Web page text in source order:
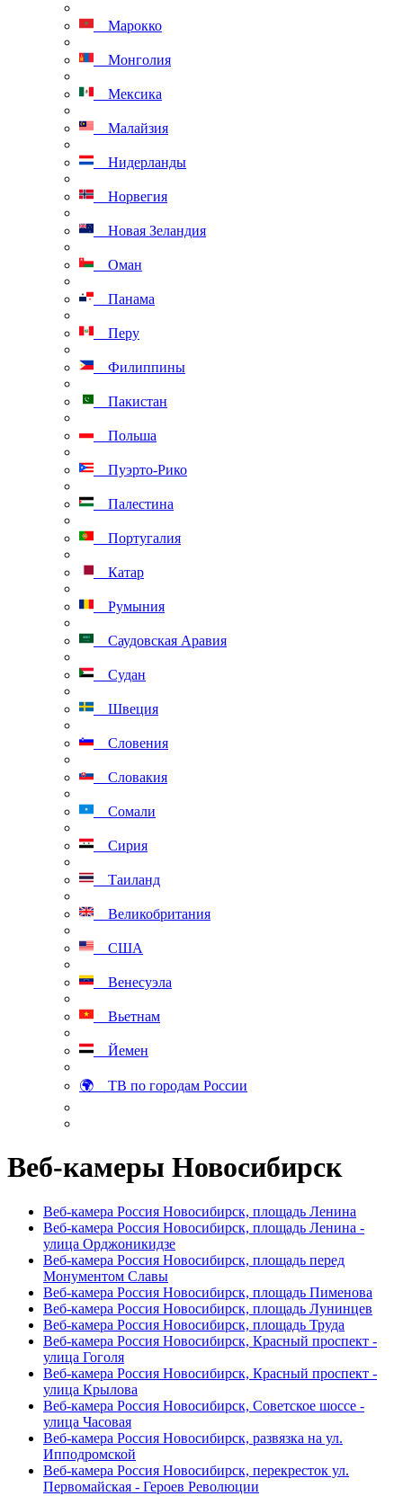
Марокко
Монголия
Мексика
Малайзия
Нидерланды
Норвегия
Новая Зеландия
Оман
Панама
Перу
Филиппины
Пакистан
Польша
Пуэрто-Рико
Палестина
Португалия
Катар
Румыния
Саудовская Аравия
Судан
Швеция
Словения
Словакия
Сомали
Сирия
Таиланд
Великобритания
США
Венесуэла
Вьетнам
Йемен
🌍 ТВ по городам России
Веб-камеры Новосибирск
Веб-камера Россия Новосибирск, площадь Ленина
Веб-камера Россия Новосибирск, площадь Ленина -
улица Орджоникидзе
Веб-камера Россия Новосибирск, площадь перед
Монументом Славы
Веб-камера Россия Новосибирск, площадь Пименова
Веб-камера Россия Новосибирск, площадь Лунинцев
Веб-камера Россия Новосибирск, площадь Труда
Веб-камера Россия Новосибирск, Красный проспект -
улица Гоголя
Веб-камера Россия Новосибирск, Красный проспект -
улица Крылова
Веб-камера Россия Новосибирск, Советское шоссе -
улица Часовая
Веб-камера Россия Новосибирск, развязка на ул.
Ипподромской
Веб-камера Россия Новосибирск, перекресток ул.
Первомайская - Героев Революции